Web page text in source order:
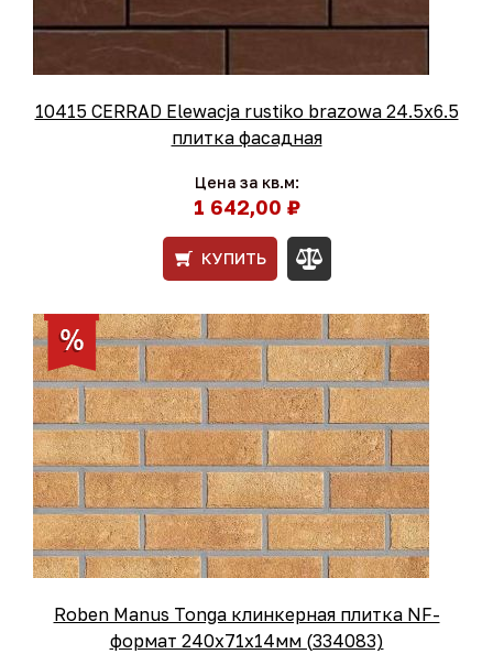
10415 CERRAD Elewacja rustiko brazowa 24.5x6.5
плитка фасадная
Цена за кв.м:
1 642,00 ₽
КУПИТЬ
Roben Manus Tonga клинкерная плитка NF-
формат 240x71x14мм (334083)